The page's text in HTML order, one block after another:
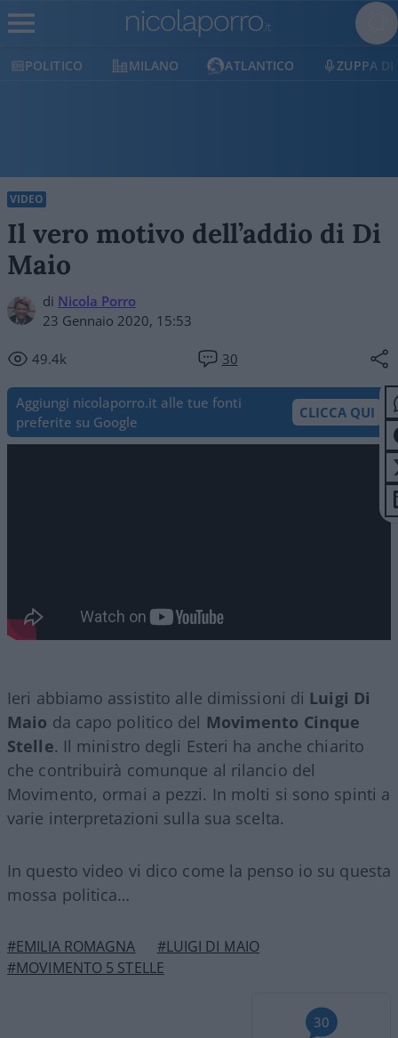
POLITICO MILANO ATLANTICO ZUPPA DI
VIDEO
Il vero motivo dell’addio di Di
Maio
di Nicola Porro
23 Gennaio 2020, 15:53
49.4k 30
Aggiungi nicolaporro.it alle tue fonti
preferite su Google
CLICCA QUI
Ieri abbiamo assistito alle dimissioni di Luigi Di
Maio da capo politico del Movimento Cinque
Stelle. Il ministro degli Esteri ha anche chiarito
che contribuirà comunque al rilancio del
Movimento, ormai a pezzi. In molti si sono spinti a
varie interpretazioni sulla sua scelta.
In questo video vi dico come la penso io su questa
mossa politica…
#EMILIA ROMAGNA
#LUIGI DI MAIO
#MOVIMENTO 5 STELLE
30